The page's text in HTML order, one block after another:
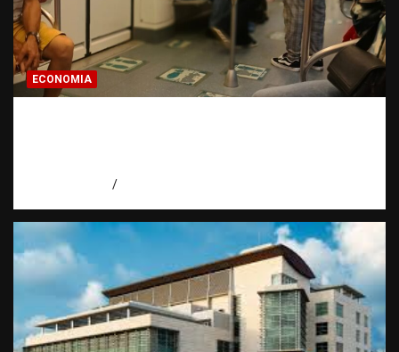
ECONOMIA